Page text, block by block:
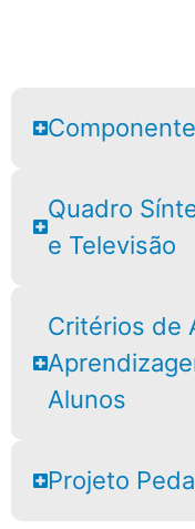
Quadro
e Televisão
Critérios de
Alunos
Projeto